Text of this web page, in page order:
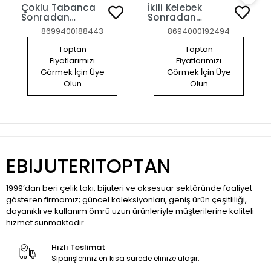
Çoklu Tabanca
Sonradan
Kararan Yarı
Kalıcı Geçici
Dövme Tattoo
8699400188443
Toptan
Fiyatlarımızı
Görmek İçin Üye
Olun
İkili Kelebek
Sonradan
Kararan Yarı
Kalıcı Geçici
Dövme Tattoo
8694000192494
Toptan
Fiyatlarımızı
Görmek İçin Üye
Olun
EBIJUTERITOPTAN
1999’dan beri çelik takı, bijuteri ve aksesuar sektöründe faaliyet
gösteren firmamız; güncel koleksiyonları, geniş ürün çeşitliliği,
dayanıklı ve kullanım ömrü uzun ürünleriyle müşterilerine kaliteli
hizmet sunmaktadır.
Hızlı Teslimat
Siparişleriniz en kısa sürede elinize ulaşır.